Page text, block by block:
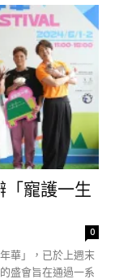
「寵護一生
0
華」，已於上週末
盛會旨在通過一系